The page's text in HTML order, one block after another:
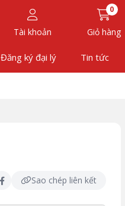
Tài khoản
0
Giỏ hàng
Đăng ký đại lý Tin tức
Sao chép liên kết